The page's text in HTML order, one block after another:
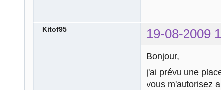
Kitof95 19-08-2009
Bonjour,
j'ai prévu une
vous m'autorisez